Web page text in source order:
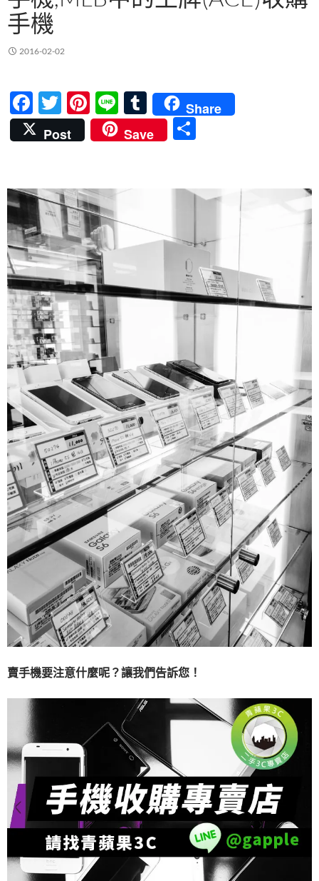
手機
2016-02-02
F
ac
e
o
o
k
T
w
itt
Pi
nt
er
t
Li
n
e
T
u
m
Share
Post
Save
賣手機要注意什麼呢？讓我們告訴您！